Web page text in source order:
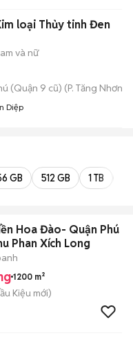
loại Thủy tinh Đen
và nữ
(Quận 9 cũ) (P. Tăng Nhơn
Diệp
GB 512 GB 1 TB
Hoa Đào- Quận Phú
Phan Xích Long
1200 m²
Kiệu mới)